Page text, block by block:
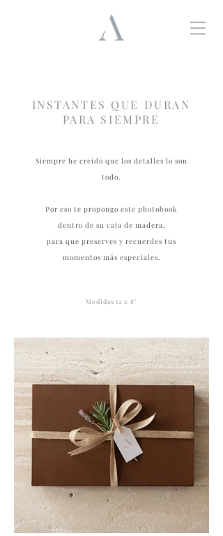
INSTANTES QUE DURAN
PARA SIEMPRE
Siempre he creído que los detalles lo son
todo.
Por eso te propongo este photobook
dentro de su caja de madera,
para que preserves y recuerdes tus
momentos más especiales.
Medidas 12 x 8"